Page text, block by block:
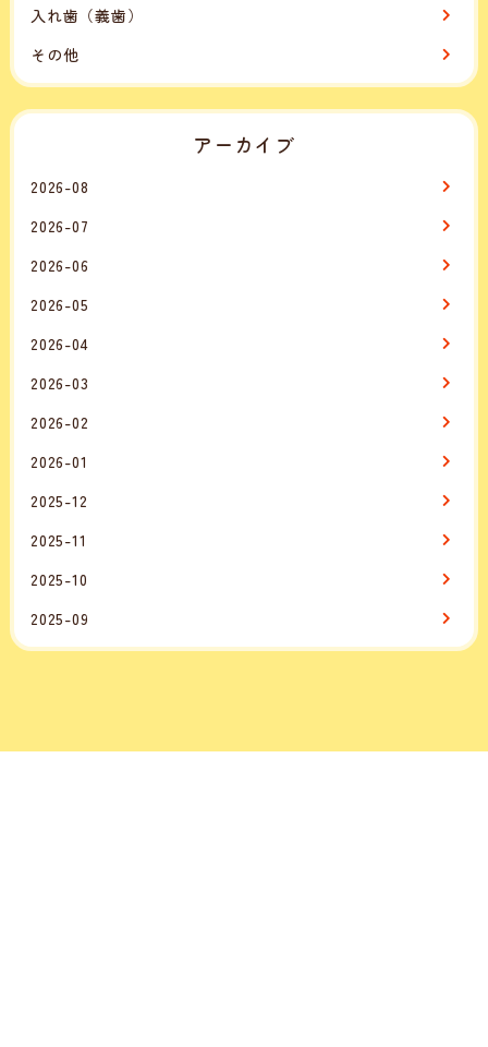
入れ歯（義歯）
その他
アーカイブ
2026-08
2026-07
2026-06
2026-05
2026-04
2026-03
2026-02
2026-01
2025-12
2025-11
2025-10
2025-09